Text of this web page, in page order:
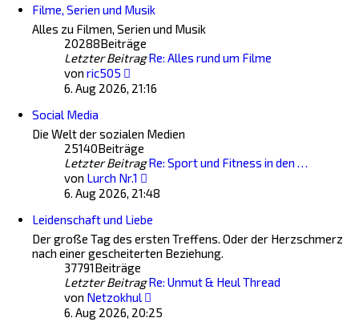
Filme, Serien und Musik
Alles zu Filmen, Serien und Musik
20288Beiträge
Letzter Beitrag Re: Alles rund um Filme
von ric505
Beitrag
6. Aug 2026, 21:16
Social Media
Die Welt der sozialen Medien
25140Beiträge
Letzter Beitrag Re: Sport und Fitness in den …
von Lurch Nr.1
Beitrag
6. Aug 2026, 21:48
Leidenschaft und Liebe
Der große Tag des ersten Treffens. Oder der Herzschmerz
nach einer gescheiterten Beziehung.
37791Beiträge
Letzter Beitrag Re: Unmut & Heul Thread
von Netzokhul
Beitrag
6. Aug 2026, 20:25